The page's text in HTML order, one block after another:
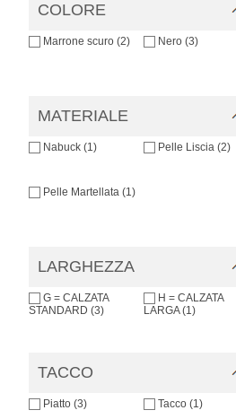
COLORE
Marrone scuro (2) Nero (3)
MATERIALE
Nabuck (1) Pelle Liscia (2)
Pelle Martellata (1)
LARGHEZZA
G = CALZATA
STANDARD (3)
H = CALZATA
LARGA (1)
TACCO
Piatto (3) Tacco (1)